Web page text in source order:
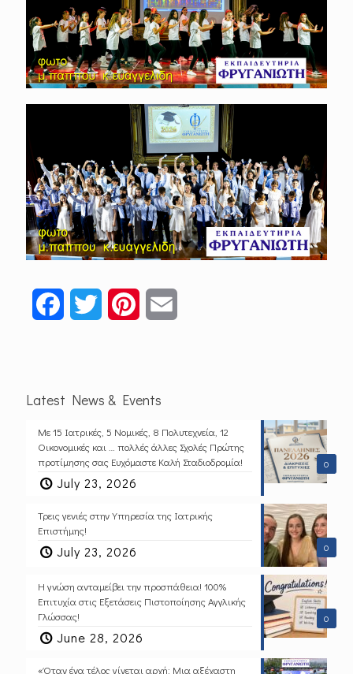
FacebookTwitter Pinterest
Latest News & Events
0
Με 15 Ιατρικές, 5 Νομικές, 8 Πολυτεχνεία, 12
Οικονομικές και … πολλές άλλες Σχολές Πρώτης
προτίμησης σας Ευχόμαστε Καλή Σταδιοδρομία!
July 23, 2026
0
Τρεις γενιές στην Υπηρεσία της Ιατρικής
Επιστήμης!
July 23, 2026
0
Η γνώση ανταμείβει την προσπάθεια! 100%
Επιτυχία στις Εξετάσεις Πιστοποίησης Αγγλικής
Γλώσσας!
June 28, 2026
«Όταν ένα τέλος γίνεται αρχή: Μια αξέχαστη